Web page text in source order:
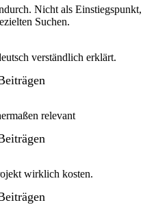
Nicht als Einstiegspunkt,
Suchen.
verständlich erklärt.
relevant
wirklich kosten.